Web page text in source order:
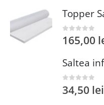
0 out of 5
165,00
0 out of 5
34,50 lei